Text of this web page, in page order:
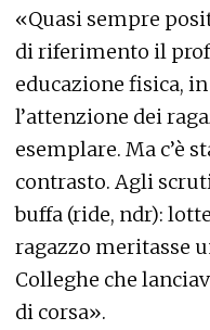
«Quasi sempre
di riferimento il
educazione fisica,
l’attenzione dei
esemplare. Ma c’è
contrasto. Agli
buffa (ride, ndr):
ragazzo meritasse
Colleghe che
di corsa».